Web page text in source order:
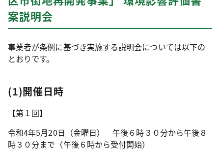
案説明会
事業者が条例に基づき実施する説明会については以下の
とおりです。
(1)開催日時
【第１回】
令和4年5月20日（金曜日） 午後６時３０分から午後８
時３０分まで（午後６時から受付開始）